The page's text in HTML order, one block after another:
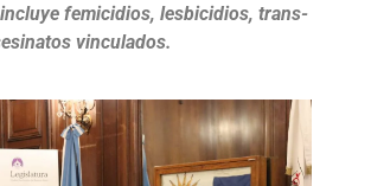
femicidios, lesbicidios, trans-
vinculados.